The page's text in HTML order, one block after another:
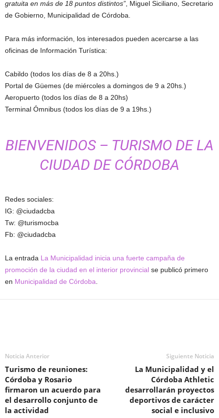
gratuita en más de 18 puntos distintos” , Miguel Siciliano, Secretario
de Gobierno, Municipalidad de Córdoba.
Para más información, los interesados pueden acercarse a las
oficinas de Información Turística:
Cabildo (todos los días de 8 a 20hs.)
Portal de Güemes (de miércoles a domingos de 9 a 20hs.)
Aeropuerto (todos los días de 8 a 20hs)
Terminal Ómnibus (todos los días de 9 a 19hs.)
BIENVENIDOS – TURISMO DE LA
CIUDAD DE CÓRDOBA
Redes sociales:
IG: @ciudadcba
Tw: @turismocba
Fb: @ciudadcba
La entrada La Municipalidad inicia una fuerte campaña de
promoción de la ciudad en el interior provincial se publicó primero
en Municipalidad de Córdoba
Noticia Anterior
Turismo de reuniones:
Córdoba y Rosario
firmaron un acuerdo para
el desarrollo conjunto de
la actividad
Siguiente Noticia
La Municipalidad y el
Córdoba Athletic
desarrollarán proyectos
deportivos de carácter
social e inclusivo